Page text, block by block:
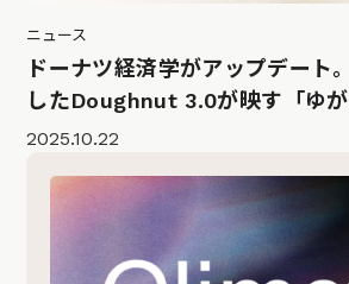
ニュース
ドーナツ経済学がアップデート
したDoughnut 3.0が映す「ゆ
2025.10.22